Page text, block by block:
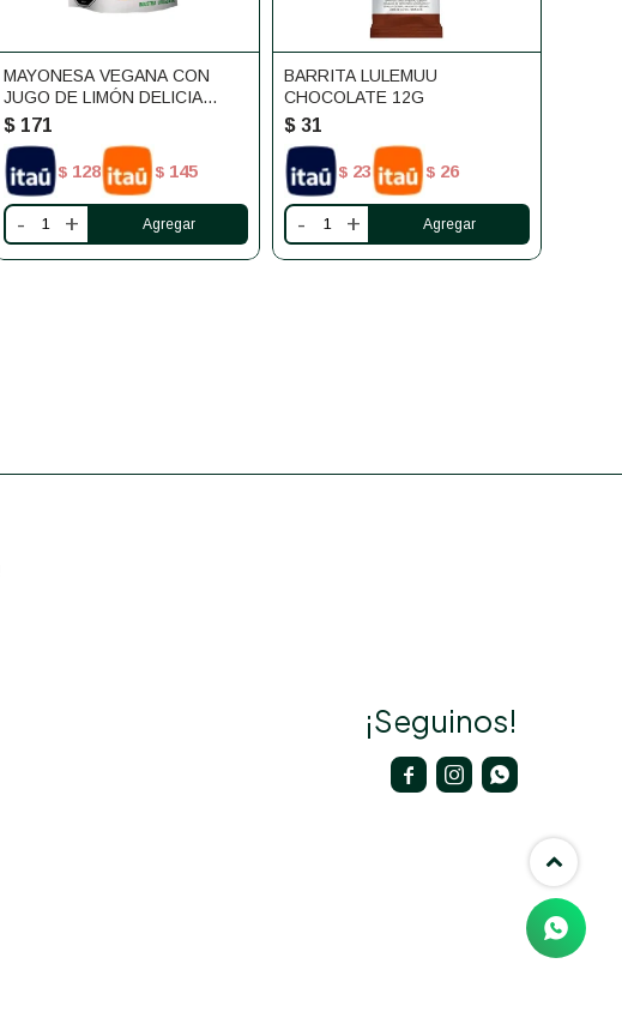
MAYONESA VEGANA CON
JUGO DE LIMÓN DELICIA
500G
$ 171
$ 128 $ 145
- +
BARRITA LULEMUU
CHOCOLATE 12G
$ 31
$ 23 $ 26
- +
¡Seguinos!
  